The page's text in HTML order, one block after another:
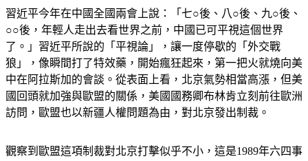
習近平今年在中國全國兩會上說：「七○後、八○後、九○後、
○○後，年輕人走出去看世界之前，中國已可平視這個世界
了。」習近平所說的「平視論」，讓一度停歇的「外交戰
狼」，像瞬間打了特效藥，開始瘋狂起來，第一把火就燒向美
中在阿拉斯加的會談。從表面上看，北京氣勢相當高漲，但美
國回頭就加強與歐盟的關係，美國國務卿布林肯立刻前往歐洲